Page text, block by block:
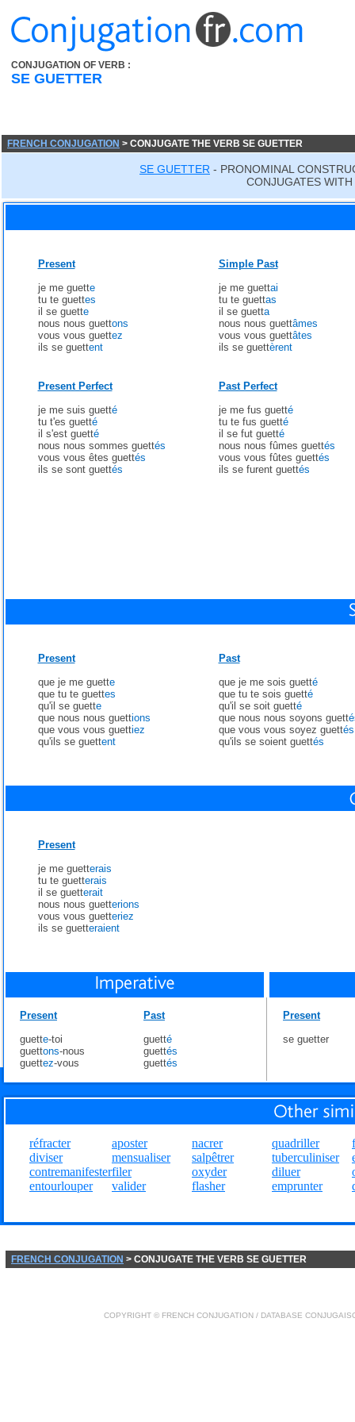
CONJUGATION OF VERB :
SE GUETTER
FRENCH CONJUGATION > CONJUGATE THE VERB SE GUETTER
SE GUETTER - PRONOMINAL
CONJUGATES
Present
je me guette
tu te guettes
il se guette
nous nous guettons
vous vous guettez
ils se guettent
Simple Past
je me guettai
tu te guettas
il se guetta
nous nous guettâmes
vous vous guettâtes
ils se guettèrent
Present Perfect
je me suis guetté
tu t'es guetté
il s'est guetté
nous nous sommes guettés
vous vous êtes guettés
ils se sont guettés
Past Perfect
je me fus guetté
tu te fus guetté
il se fut guetté
nous nous fûmes guettés
vous vous fûtes guettés
ils se furent guettés
Present
que je me guette
que tu te guettes
qu'il se guette
que nous nous guettions
que vous vous guettiez
qu'ils se guettent
Past
que je me sois guetté
que tu te sois guetté
qu'il se soit guetté
que nous nous soyons guett
que vous vous soyez guettés
qu'ils se soient guettés
Present
je me guetterais
tu te guetterais
il se guetterait
nous nous guetterions
vous vous guetteriez
ils se guetteraient
Present
guette-toi
guettons-nous
guettez-vous
Past
guetté
guettés
guettés
Present
se guetter
réfracter
diviser
contremanifester
entourlouper
aposter
mensualiser
filer
valider
nacrer
salpêtrer
oxyder
flasher
quadriller
tuberculiniser
diluer
emprunter
FRENCH CONJUGATION > CONJUGATE THE VERB SE GUETTER
COPYRIGHT © FRENCH CONJUGATION / DATABASE